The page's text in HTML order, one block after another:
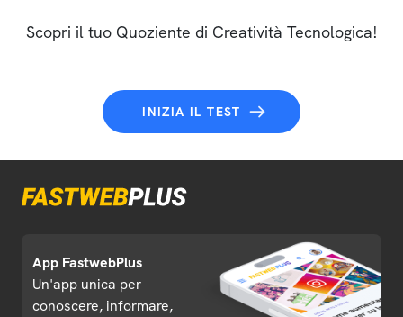
Scopri il tuo Quoziente di Creatività Tecnologica!
INIZIA IL TEST
App FastwebPlus
Un'app unica per
conoscere, informare,